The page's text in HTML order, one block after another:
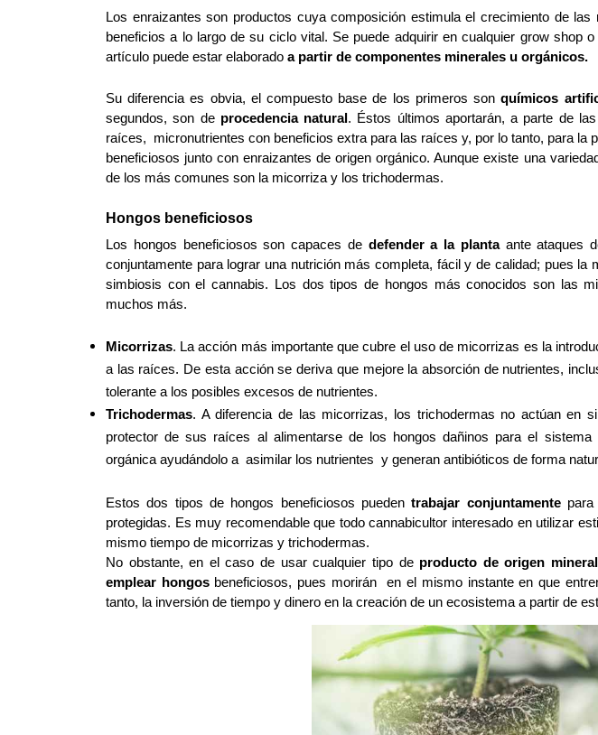
Los enraizantes son productos cuya composición estimula el crecimiento de
beneficios a lo largo de su ciclo vital. Se puede adquirir en cualquier grow shop
artículo puede estar elaborado a partir de componentes minerales u orgánicos.
Su diferencia es obvia, el compuesto base de los primeros son químicos
segundos, son de procedencia natural . Éstos últimos aportarán, a parte de
raíces,  micronutrientes con beneficios extra para las raíces y, por lo tanto, para la
beneficiosos junto con enraizantes de origen orgánico. Aunque existe una
de los más comunes son la micorriza y los trichodermas.
Hongos beneficiosos
Los hongos beneficiosos son capaces de defender a la planta ante ataques
conjuntamente para lograr una nutrición más completa, fácil y de calidad; pues la
simbiosis con el cannabis. Los dos tipos de hongos más conocidos son las
muchos más.
Micorrizas. La acción más importante que cubre el uso de micorrizas es la
a las raíces. De esta acción se deriva que mejore la absorción de nutrientes,
tolerante a los posibles excesos de nutrientes.
Trichodermas. A diferencia de las micorrizas, los trichodermas no actúan en
protector de sus raíces al alimentarse de los hongos dañinos para el sistema
orgánica ayudándolo a  asimilar los nutrientes  y generan antibióticos de forma
Estos dos tipos de hongos beneficiosos pueden trabajar conjuntamente para
protegidas. Es muy recomendable que todo cannabicultor interesado en utilizar
mismo tiempo de micorrizas y trichodermas.
No obstante, en el caso de usar cualquier tipo de producto de origen mineral
emplear hongos beneficiosos, pues morirán  en el mismo instante en que
tanto, la inversión de tiempo y dinero en la creación de un ecosistema a partir de